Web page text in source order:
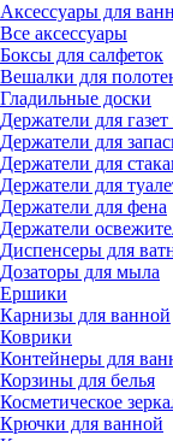
Аксессуары для
Все аксессуары
Боксы для салфеток
Вешалки для
Гладильные доски
Держатели для
Держатели для
Держатели для
Держатели для
Держатели для фена
Держатели
Диспенсеры для
Дозаторы для мыла
Ершики
Карнизы для ванной
Коврики
Контейнеры для
Корзины для белья
Косметическое
Крючки для ванной